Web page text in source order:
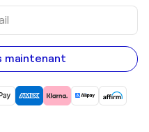
maintenant